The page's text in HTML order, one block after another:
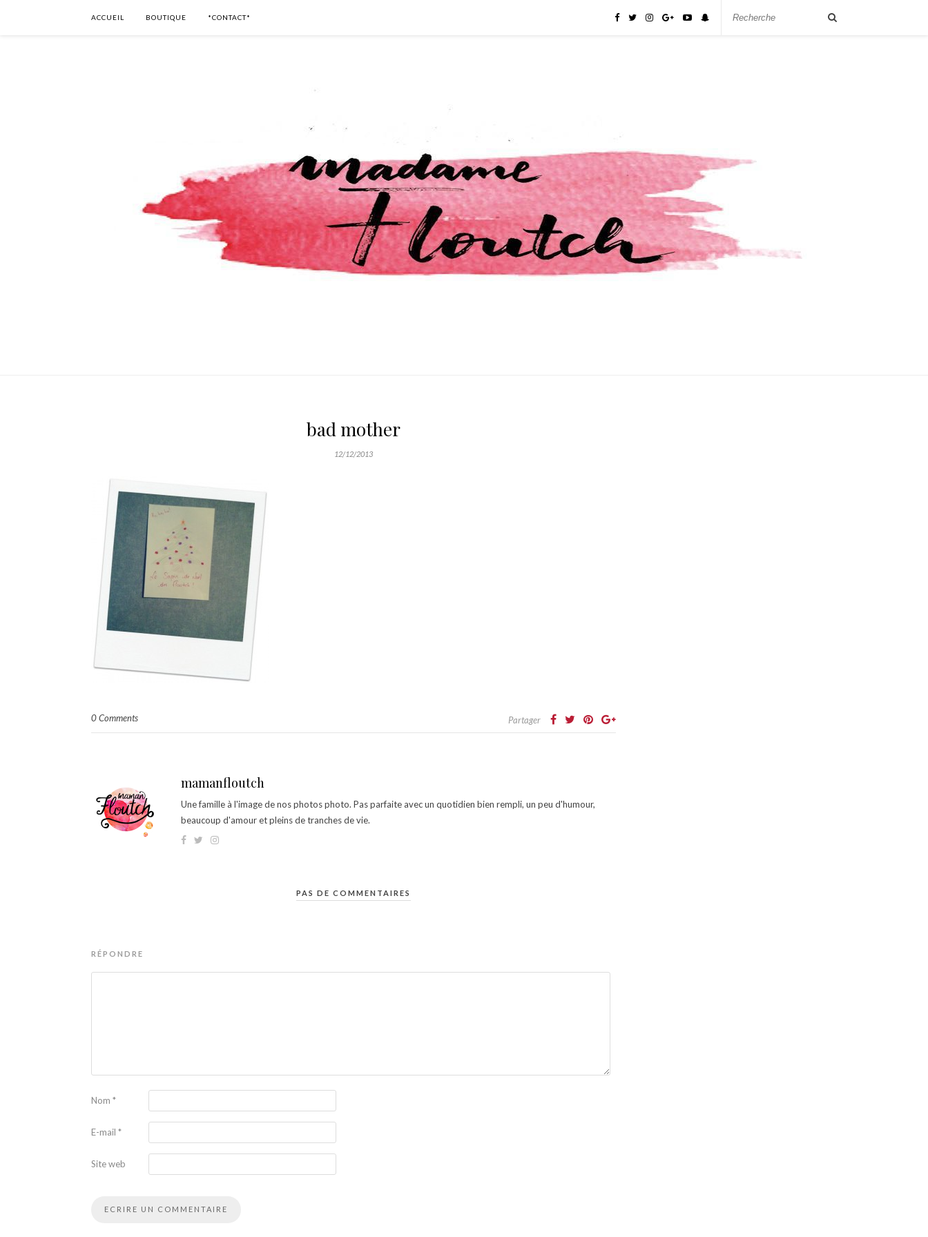
ACCUEIL BOUTIQUE *CONTACT*
bad mother
12/12/2013
0 Comments Partager
mamanfloutch
Une famille à l'image de nos photos photo. Pas parfaite avec un quotidien bien rempli, un peu d'humour,
beaucoup d'amour et pleins de tranches de vie.
PAS DE COMMENTAIRES
RÉPONDRE
Nom *
E-mail *
Site web